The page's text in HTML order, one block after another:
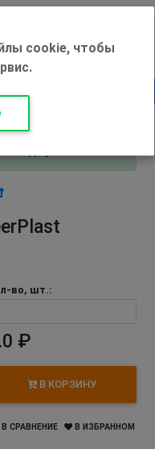
работает по
во, шт.:
₽
В КОРЗИНУ
В СРАВНЕНИЕ В ИЗБРАННОМ
cookie, чтобы